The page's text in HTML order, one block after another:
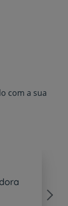
com a sua